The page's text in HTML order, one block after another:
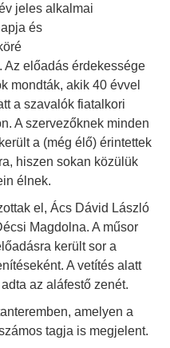
jeles alkalmai
és
Az előadás érdekessége
mondták, akik 40 évvel
a szavalók fiatalkori
A szervezőknek minden
a (még élő) érintettek
hiszen sokan közülük
élnek.
el, Ács Dávid László
Magdolna. A műsor
került sor a
A vetítés alatt
az aláfestő zenét.
amelyen a
tagja is megjelent.